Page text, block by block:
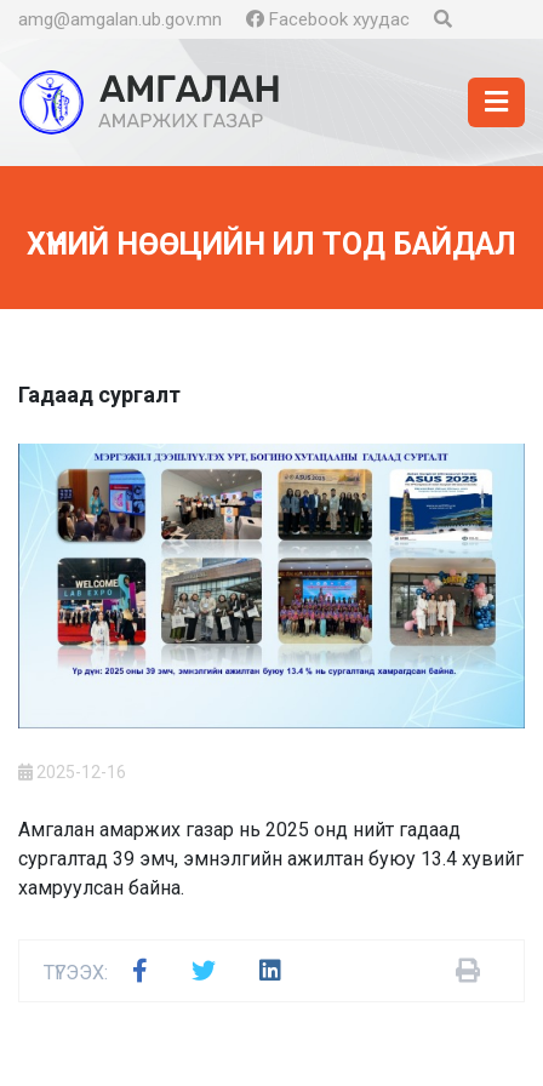
amg@amgalan.ub.gov.mn Facebook хуудас
ХҮНИЙ НӨӨЦИЙН ИЛ ТОД БАЙДАЛ
Гадаад сургалт
2025-12-16
Амгалан амаржих газар нь 2025 онд нийт гадаад
сургалтад 39 эмч, эмнэлгийн ажилтан буюу 13.4 хувийг
хамруулсан байна.
ТҮГЭЭХ: